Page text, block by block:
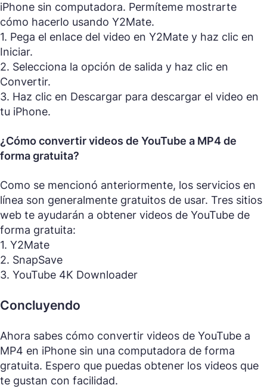
iPhone sin computadora. Permíteme mostrarte
cómo hacerlo usando Y2Mate.
1. Pega el enlace del video en Y2Mate y haz clic en
Iniciar.
2. Selecciona la opción de salida y haz clic en
Convertir.
3. Haz clic en Descargar para descargar el video en
tu iPhone.
¿Cómo convertir videos de YouTube a MP4 de
forma gratuita?
Como se mencionó anteriormente, los servicios en
línea son generalmente gratuitos de usar. Tres sitios
web te ayudarán a obtener videos de YouTube de
forma gratuita:
1. Y2Mate
2. SnapSave
3. YouTube 4K Downloader
Concluyendo
Ahora sabes cómo convertir videos de YouTube a
MP4 en iPhone sin una computadora de forma
gratuita. Espero que puedas obtener los videos que
te gustan con facilidad.